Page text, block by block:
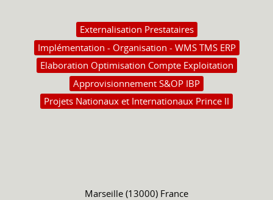
Externalisation Prestataires
Implémentation - Organisation - WMS TMS ERP
Elaboration Optimisation Compte Exploitation
Approvisionnement S&OP IBP
Projets Nationaux et Internationaux Prince II
Marseille (13000) France